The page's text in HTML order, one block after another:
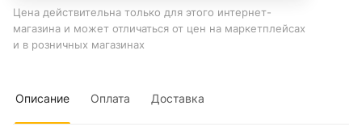
Цена действительна только для этого интернет-
магазина и может отличаться от цен на маркетплейсах
и в розничных магазинах
Описание Оплата Доставка